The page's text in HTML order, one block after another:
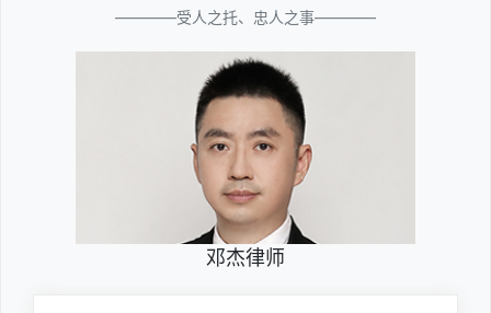
————受人之托、忠人之事————
邓杰律师